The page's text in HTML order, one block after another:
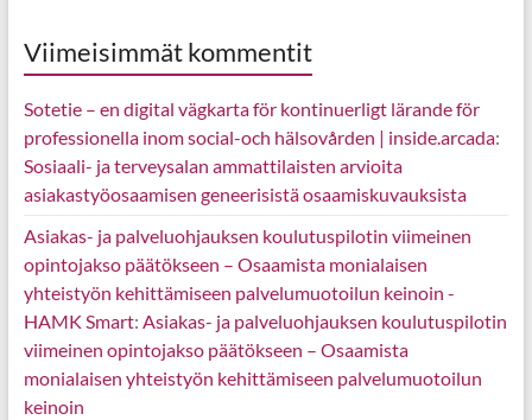
Viimeisimmät kommentit
Sotetie – en digital vägkarta för kontinuerligt lärande för
professionella inom social-och hälsovården | inside.arcada:
Sosiaali- ja terveysalan ammattilaisten arvioita
asiakastyöosaamisen geneerisistä osaamiskuvauksista
Asiakas- ja palveluohjauksen koulutuspilotin viimeinen
opintojakso päätökseen – Osaamista monialaisen
yhteistyön kehittämiseen palvelumuotoilun keinoin -
HAMK Smart: Asiakas- ja palveluohjauksen koulutuspilotin
viimeinen opintojakso päätökseen – Osaamista
monialaisen yhteistyön kehittämiseen palvelumuotoilun
keinoin